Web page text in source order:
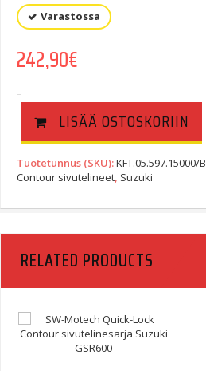
Varastossa
242,90€
LISÄÄ OSTOSKORIIN
Tuotetunnus (SKU):KFT.05.597.15000/B
Contour sivutelineet Suzuki
RELATED PRODUCTS